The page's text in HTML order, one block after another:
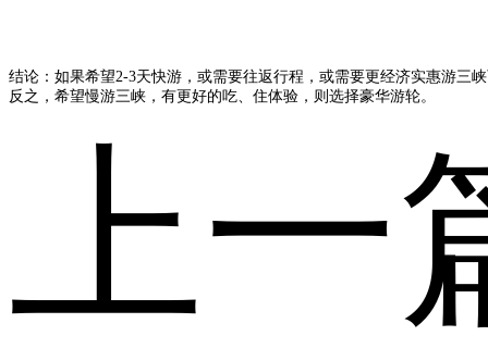
结论：如果希望2-3天快游，或需要往返行程，或需要更经济实惠游三
反之，希望慢游三峡，有更好的吃、住体验，则选择豪华游轮。
上一